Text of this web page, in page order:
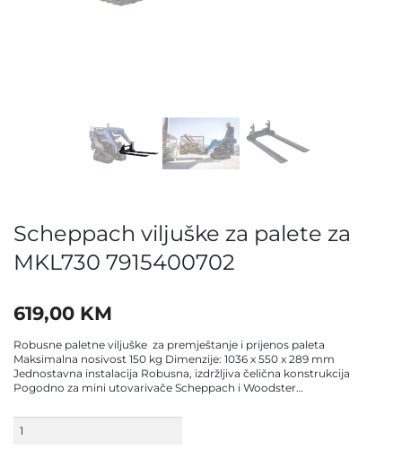
Scheppach viljuške za palete za
MKL730 7915400702
619,00 KM
Robusne paletne viljuške za premještanje i prijenos paleta
Maksimalna nosivost 150 kg Dimenzije: 1036 x 550 x 289 mm
Jednostavna instalacija Robusna, izdržljiva čelična konstrukcija
Pogodno za mini utovarivače Scheppach i Woodster…
viljuške